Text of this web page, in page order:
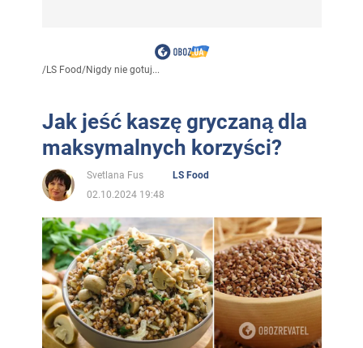
/LS Food/Nigdy nie gotuj...
Jak jeść kaszę gryczaną dla
maksymalnych korzyści?
Svetlana Fus
LS Food
02.10.2024 19:48